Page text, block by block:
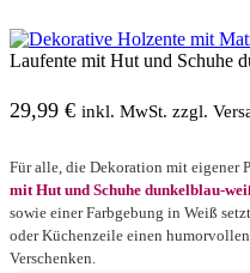
Laufente mit Hut und Schuhe
29,99 € inkl. MwSt. zzgl.
Für alle, die Dekoration mit eigener
mit Hut und Schuhe dunkelblau-
sowie einer Farbgebung in Weiß
oder Küchenzeile einen
Verschenken.